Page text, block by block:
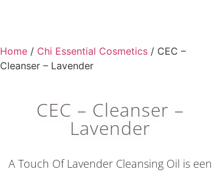
Home / Chi Essential Cosmetics / CEC –
Cleanser – Lavender
CEC – Cleanser –
Lavender
A Touch Of Lavender Cleansing Oil is een